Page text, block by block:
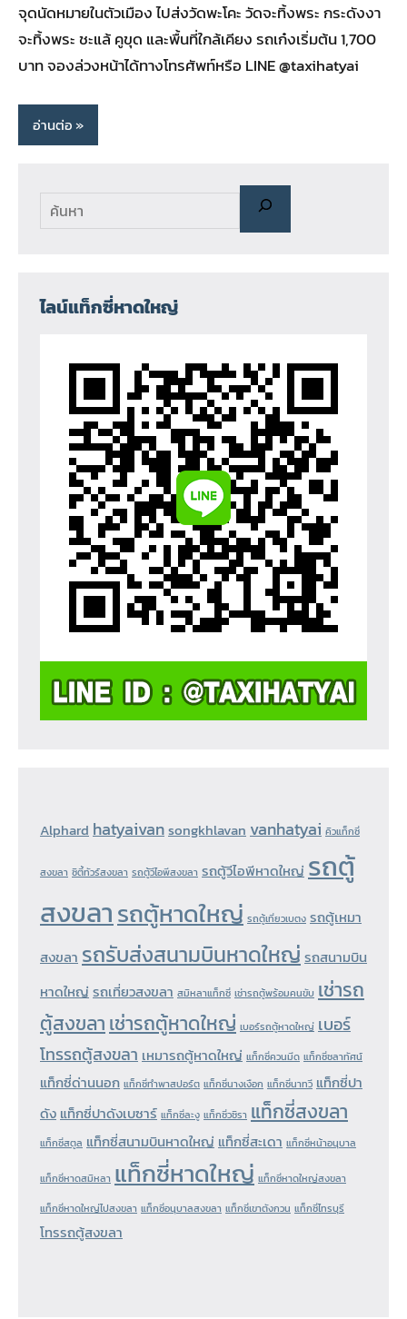
จุดนัดหมายในตัวเมือง ไปส่งวัดพะโคะ วัดจะทิ้งพระ กระดังงา
จะทิ้งพระ ชะแล้ คูขุด และพื้นที่ใกล้เคียง รถเก๋งเริ่มต้น 1,700
บาท จองล่วงหน้าได้ทางโทรศัพท์หรือ LINE @taxihatyai
อ่านต่อ
ไลน์แท็กซี่หาดใหญ่
Alphard hatyaivansongkhlavan vanhatyai คิวแท็กซี่
สงขลา ซิตี้ทัวร์สงขลา รถตู้วีไอพีสงขลา รถตู้วีไอพีหาดใหญ่ รถตู้
สงขลารถตู้หาดใหญ่ รถตู้เที่ยวเบตง รถตู้เหมา
สงขลา รถรับส่งสนามบินหาดใหญ่ รถสนามบิน
หาดใหญ่ รถเที่ยวสงขลา สมิหลาแท็กซี่ เช่ารถตู้พร้อมคนขับ เช่ารถ
ตู้สงขลาเช่ารถตู้หาดใหญ่ เบอร์รถตู้หาดใหญ่ เบอร์
โทรรถตู้สงขลา เหมารถตู้หาดใหญ่ แท็กซี่ควนมีด แท็กซี่ชลาทัศน์
แท็กซี่ด่านนอก แท็กซี่ทำพาสปอร์ต แท็กซี่นางเงือก แท็กซี่นาทวี แท็กซี่ปา
ดัง แท็กซี่ปาดังเบซาร์ แท็กซี่ละงู แท็กซี่วชิรา แท็กซี่สงขลา
แท็กซี่สตูล แท็กซี่สนามบินหาดใหญ่ แท็กซี่สะเดา แท็กซี่หน้าอนุบาล
แท็กซี่หาดสมิหลา แท็กซี่หาดใหญ่ แท็กซี่หาดใหญ่สงขลา
แท็กซี่หาดใหญ่ไปสงขลา แท็กซี่อนุบาลสงขลา แท็กซี่เขาตังกวน แท็กซี่ไทรบุรี
โทรรถตู้สงขลา